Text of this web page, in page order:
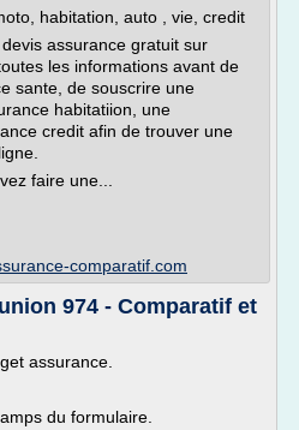
habitation, auto , vie, credit
assurance gratuit sur
les informations avant de
sante, de souscrire une
habitatiion, une
credit afin de trouver une
faire une...
comparatif.com
974 - Comparatif et
assurance.
du formulaire.